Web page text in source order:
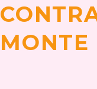
MONTE